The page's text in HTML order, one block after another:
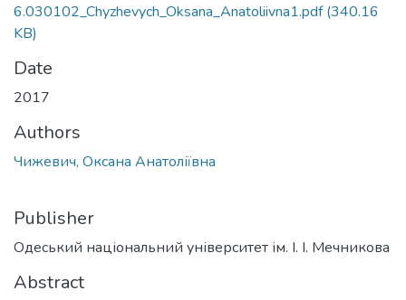
6.030102_Chyzhevych_Oksana_Anatoliivna1.pdf(340.16
KB)
Date
2017
Authors
Чижевич, Оксана Анатоліївна
Publisher
Одеський національний університет ім. І. І. Мечникова
Abstract